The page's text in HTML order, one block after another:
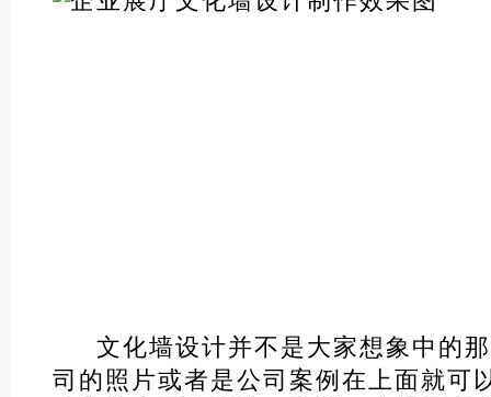
文化墙设计并不是大家想象中的那
司的照片或者是公司案例在上面就可